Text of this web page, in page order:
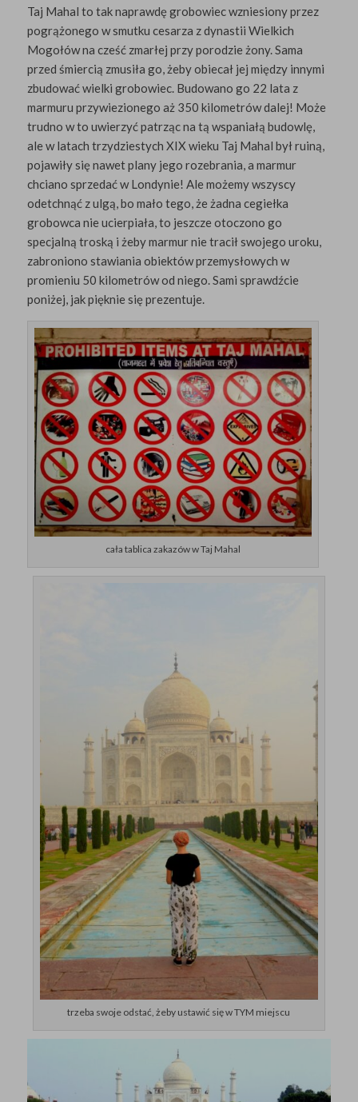
Taj Mahal to tak naprawdę grobowiec wzniesiony przez
pogrążonego w smutku cesarza z dynastii Wielkich
Mogołów na cześć zmarłej przy porodzie żony. Sama
przed śmiercią zmusiła go, żeby obiecał jej między innymi
zbudować wielki grobowiec. Budowano go 22 lata z
marmuru przywiezionego aż 350 kilometrów dalej! Może
trudno w to uwierzyć patrząc na tą wspaniałą budowlę,
ale w latach trzydziestych XIX wieku Taj Mahal był ruiną,
pojawiły się nawet plany jego rozebrania, a marmur
chciano sprzedać w Londynie! Ale możemy wszyscy
odetchnąć z ulgą, bo mało tego, że żadna cegiełka
grobowca nie ucierpiała, to jeszcze otoczono go
specjalną troską i żeby marmur nie tracił swojego uroku,
zabroniono stawiania obiektów przemysłowych w
promieniu 50 kilometrów od niego. Sami sprawdźcie
poniżej, jak pięknie się prezentuje.
cała tablica zakazów w Taj Mahal
trzeba swoje odstać, żeby ustawić się w TYM miejscu